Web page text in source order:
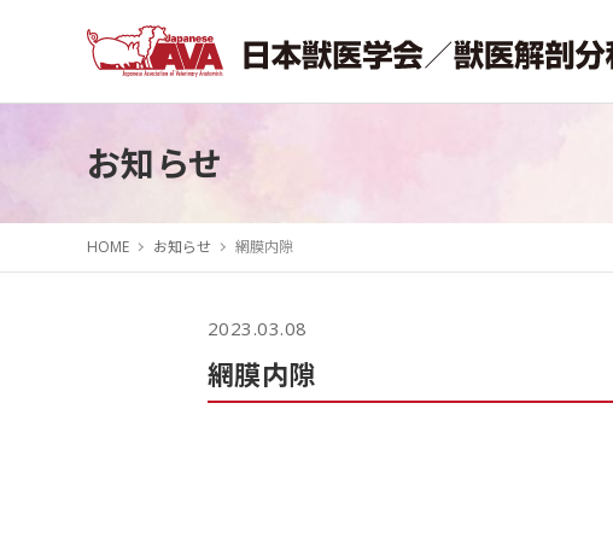
お知らせ
HOME お知らせ 網膜内隙
2023.03.08
網膜内隙